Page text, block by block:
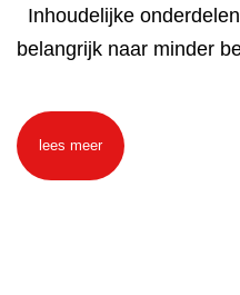
Inhoudelijke
belangrijk naar minder
lees meer